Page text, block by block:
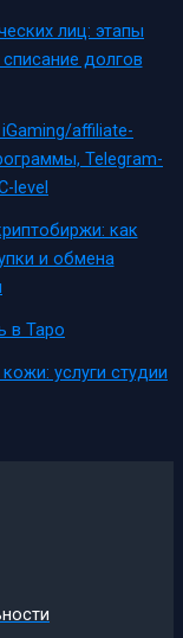
лиц: этапы
долгов
affiliate-
Telegram-
level
как
и обмена
в Таро
услуги студии